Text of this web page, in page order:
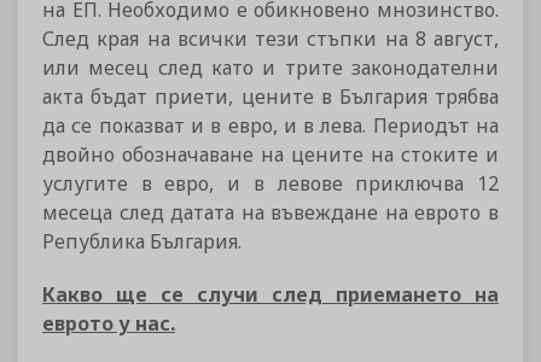
на ЕП. Необходимо е обикновено мнозинство.
След края на всички тези стъпки на 8 август,
или месец след като и трите законодателни
акта бъдат приети, цените в България трябва
да се показват и в евро, и в лева. Периодът на
двойно обозначаване на цените на стоките и
услугите в евро, и в левове приключва 12
месеца след датата на въвеждане на еврото в
Република България.
Какво ще се случи след приемането на
еврото у нас.